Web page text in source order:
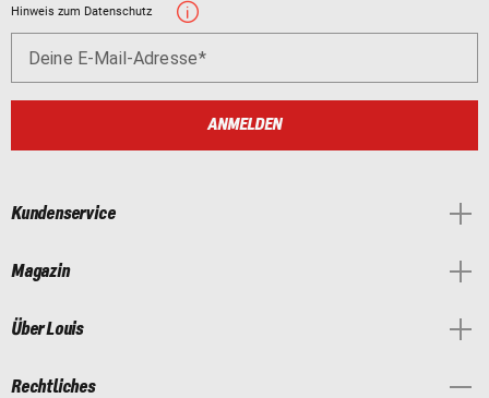
Hinweis zum Datenschutz
Deine E-Mail-Adresse
ANMELDEN
Kundenservice
Magazin
Über Louis
Rechtliches